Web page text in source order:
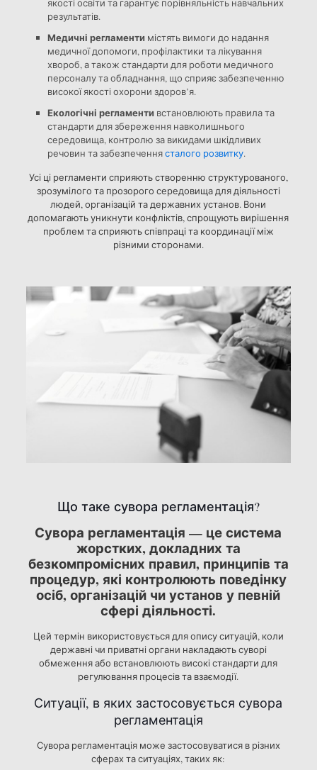
якості освіти та гарантує порівняльність навчальних
результатів.
Медичні регламентимістять вимоги до надання
медичної допомоги, профілактики та лікування
хвороб, а також стандарти для роботи медичного
персоналу та обладнання, що сприяє забезпеченню
високої якості охорони здоров’я.
Екологічні регламентивстановлюють правила та
стандарти для збереження навколишнього
середовища, контролю за викидами шкідливих
речовин та забезпеченнясталого розвитку.
Усі ці регламенти сприяють створенню структурованого,
зрозумілого та прозорого середовища для діяльності
людей, організацій та державних установ. Вони
допомагають уникнути конфліктів, спрощують вирішення
проблем та сприяють співпраці та координації між
різними сторонами.
Що таке сувора регламентація?
Сувора регламентація — це система
жорстких, докладних та
безкомпромісних правил, принципів та
процедур, які контролюють поведінку
осіб, організацій чи установ у певній
сфері діяльності.
Цей термін використовується для опису ситуацій, коли
державні чи приватні органи накладають суворі
обмеження або встановлюють високі стандарти для
регулювання процесів та взаємодії.
Ситуації, в яких застосовується сувора
регламентація
Сувора регламентація може застосовуватися в різних
сферах та ситуаціях, таких як: